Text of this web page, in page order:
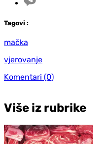
Tagovi :
mačka
vjerovanje
Komentari (0)
Više iz rubrike